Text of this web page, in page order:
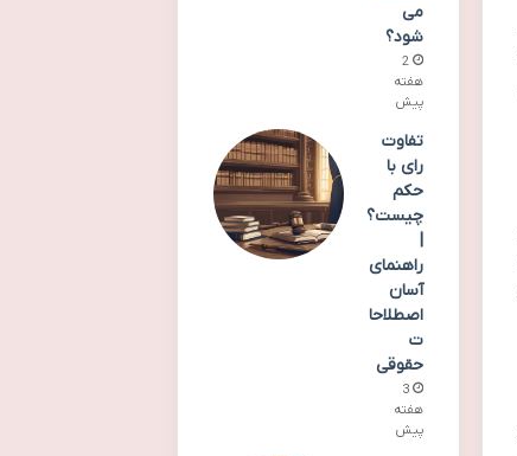
می
شود؟
2
هفته
پیش
تفاوت
رای با
حکم
چیست؟
|
راهنمای
آسان
اصطلاحا
ت
حقوقی
3
هفته
پیش